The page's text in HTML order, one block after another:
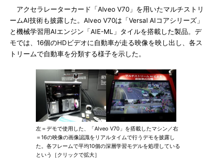
アクセラレーターカード「Alveo V70」を用いたマルチストリ
ームAI技術も披露した。Alveo V70は「Versal AIコアシリーズ」
と機械学習用AIエンジン「AIE-ML」タイルを搭載した製品。デ
モでは、16個のHDビデオに自動車が走る映像を映し出し、各ス
トリームで自動車を分類する様子を示した。
左＝デモで使用した、「Alveo V70」を搭載したマシン／右
＝16の映像の画像認識をリアルタイムで行うデモを披露し
た。各フレームで平均10個の深層学習モデルを処理している
という［クリックで拡大］